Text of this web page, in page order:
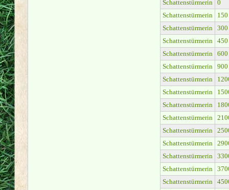
Schattenstürmerin
0
Schattenstürmerin
150
Schattenstürmerin
300
Schattenstürmerin
450
Schattenstürmerin
600
Schattenstürmerin
900
Schattenstürmerin
Schattenstürmerin
Schattenstürmerin
Schattenstürmerin
Schattenstürmerin
Schattenstürmerin
Schattenstürmerin
Schattenstürmerin
Schattenstürmerin